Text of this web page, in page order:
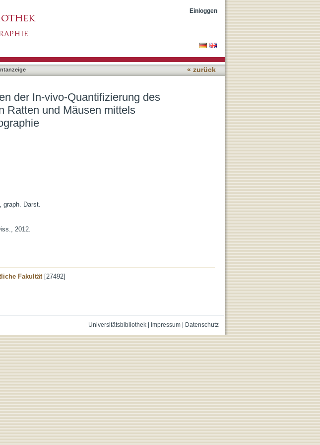
des dopaminergen Systems in Ratten und
Einloggen
« zurück
der In-vivo-Quantifizierung des
Ratten und Mäusen mittels
graph. Darst.
2012.
Fakultät[27492]
Universitätsbibliothek| Impressum| Datenschutz